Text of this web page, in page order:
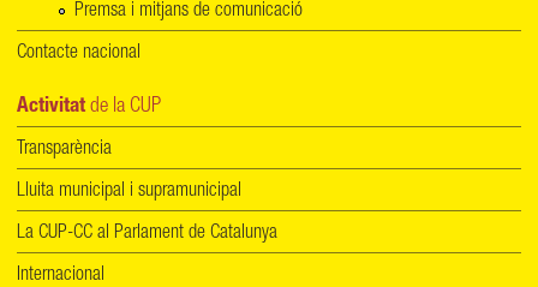
Premsa i mitjans de comunicació
Contacte nacional
Activitat de la CUP
Transparència
Lluita municipal i supramunicipal
La CUP-CC al Parlament de Catalunya
Internacional